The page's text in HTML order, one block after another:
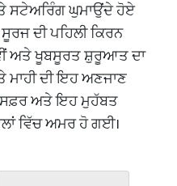
ਸਟੇਅਰਿੰਗ ਘੁਮਾਉਂਦੇ ਹੋਏ
ਦੀ ਪਹਿਲੀ ਕਿਰਨ
ਅਤੇ ਖੂਬਸੂਰਤ ਸ਼ੁਰੂਆਤ ਦਾ
ਮਾਹੀ ਦੀ ਇਹ ਅਣਜਾਣ
ਸਫ਼ਰ ਅਤੇ ਇਹ ਮੁਹੱਬਤ
ਵਿੱਚ ਅਮਰ ਹੋ ਗਈ।